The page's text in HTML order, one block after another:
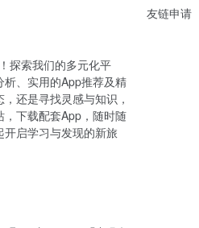
探索我们的多元化平
、实用的App推荐及精
还是寻找灵感与知识，
下载配套App，随时随
启学习与发现的新旅
友链申请